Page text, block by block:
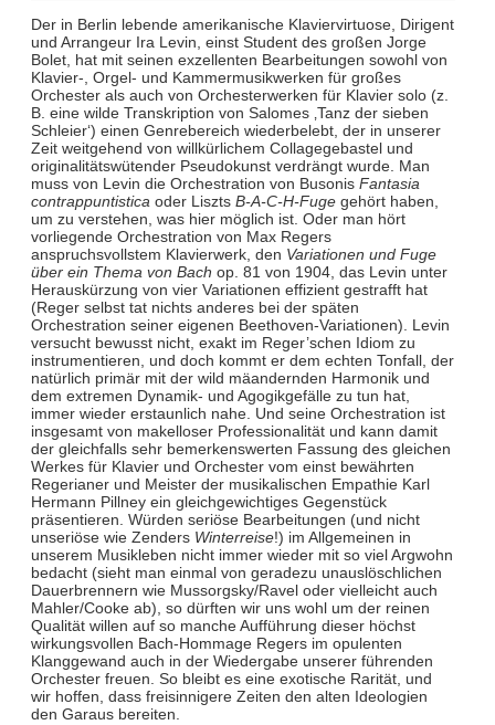
Der in Berlin lebende amerikanische Klaviervirtuose, Dirigent
und Arrangeur Ira Levin, einst Student des großen Jorge
Bolet, hat mit seinen exzellenten Bearbeitungen sowohl von
Klavier-, Orgel- und Kammermusikwerken für großes
Orchester als auch von Orchesterwerken für Klavier solo (z.
B. eine wilde Transkription von Salomes ‚Tanz der sieben
Schleier‘) einen Genrebereich wiederbelebt, der in unserer
Zeit weitgehend von willkürlichem Collagegebastel und
originalitätswütender Pseudokunst verdrängt wurde. Man
muss von Levin die Orchestration von BusonisFantasia
contrappuntisticaoder Liszts B-A-C-H-Fugegehört haben,
um zu verstehen, was hier möglich ist. Oder man hört
vorliegende Orchestration von Max Regers
anspruchsvollstem Klavierwerk, den Variationen und Fuge
über ein Thema von Bach op. 81 von 1904, das Levin unter
Herauskürzung von vier Variationen effizient gestrafft hat
(Reger selbst tat nichts anderes bei der späten
Orchestration seiner eigenen Beethoven-Variationen). Levin
versucht bewusst nicht, exakt im Reger’schen Idiom zu
instrumentieren, und doch kommt er dem echten Tonfall, der
natürlich primär mit der wild mäandernden Harmonik und
dem extremen Dynamik- und Agogikgefälle zu tun hat,
immer wieder erstaunlich nahe. Und seine Orchestration ist
insgesamt von makelloser Professionalität und kann damit
der gleichfalls sehr bemerkenswerten Fassung des gleichen
Werkes für Klavier und Orchester vom einst bewährten
Regerianer und Meister der musikalischen Empathie Karl
Hermann Pillney ein gleichgewichtiges Gegenstück
präsentieren. Würden seriöse Bearbeitungen (und nicht
unseriöse wie Zenders Winterreise!) im Allgemeinen in
unserem Musikleben nicht immer wieder mit so viel Argwohn
bedacht (sieht man einmal von geradezu unauslöschlichen
Dauerbrennern wie Mussorgsky/Ravel oder vielleicht auch
Mahler/Cooke ab), so dürften wir uns wohl um der reinen
Qualität willen auf so manche Aufführung dieser höchst
wirkungsvollen Bach-Hommage Regers im opulenten
Klanggewand auch in der Wiedergabe unserer führenden
Orchester freuen. So bleibt es eine exotische Rarität, und
wir hoffen, dass freisinnigere Zeiten den alten Ideologien
den Garaus bereiten.